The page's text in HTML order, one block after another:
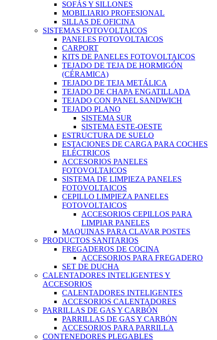
SOFÁS Y SILLONES
MOBILIARIO PROFESIONAL
SILLAS DE OFICINA
SISTEMAS FOTOVOLTAICOS
PANELES FOTOVOLTAICOS
CARPORT
KITS DE PANELES FOTOVOLTAICOS
TEJADO DE TEJA DE HORMIGÓN
(CÉRAMICA)
TEJADO DE TEJA METÁLICA
TEJADO DE CHAPA ENGATILLADA
TEJADO CON PANEL SANDWICH
TEJADO PLANO
SISTEMA SUR
SISTEMA ESTE-OESTE
ESTRUCTURA DE SUELO
ESTACIONES DE CARGA PARA COCHES
ELÉCTRICOS
ACCESORIOS PANELES
FOTOVOLTAICOS
SISTEMA DE LIMPIEZA PANELES
FOTOVOLTAICOS
CEPILLO LIMPIEZA PANELES
FOTOVOLTAICOS
ACCESORIOS CEPILLOS PARA
LIMPIAR PANELES
MAQUINAS PARA CLAVAR POSTES
PRODUCTOS SANITARIOS
FREGADEROS DE COCINA
ACCESORIOS PARA FREGADERO
SET DE DUCHA
CALENTADORES INTELIGENTES Y
ACCESORIOS
CALENTADORES INTELIGENTES
ACCESORIOS CALENTADORES
PARRILLAS DE GAS Y CARBÓN
PARRILLAS DE GAS Y CARBÓN
ACCESORIOS PARA PARRILLA
CONTENEDORES PLEGABLES